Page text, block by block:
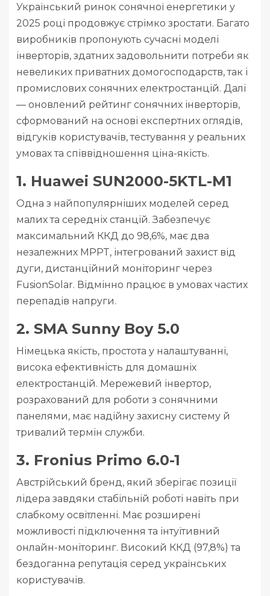
Український ринок сонячної енергетики у
2025 році продовжує стрімко зростати. Багато
виробників пропонують сучасні моделі
інверторів, здатних задовольнити потреби як
невеликих приватних домогосподарств, так і
промислових сонячних електростанцій. Далі
— оновлений рейтинг сонячних інверторів,
сформований на основі експертних оглядів,
відгуків користувачів, тестування у реальних
умовах та співвідношення ціна-якість.
1. Huawei SUN2000-5KTL-M1
Одна з найпопулярніших моделей серед
малих та середніх станцій. Забезпечує
максимальний ККД до 98,6%, має два
незалежних MPPT, інтегрований захист від
дуги, дистанційний моніторинг через
FusionSolar. Відмінно працює в умовах частих
перепадів напруги.
2. SMA Sunny Boy 5.0
Німецька якість, простота у налаштуванні,
висока ефективність для домашніх
електростанцій. Мережевий інвертор,
розрахований для роботи з сонячними
панелями, має надійну захисну систему й
тривалий термін служби.
3. Fronius Primo 6.0-1
Австрійський бренд, який зберігає позиції
лідера завдяки стабільній роботі навіть при
слабкому освітленні. Має розширені
можливості підключення та інтуїтивний
онлайн-моніторинг. Високий ККД (97,8%) та
бездоганна репутація серед українських
користувачів.